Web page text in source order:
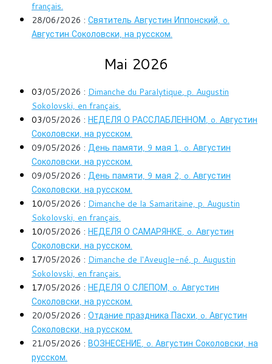
français.
28/06/2026 : Святитель Августин Иппонский, o.
Августин Соколовски, на русском.
Mai 2026
03/05/2026 : Dimanche du Paralytique, p. Augustin
Sokolovski, en français.
03/05/2026 : НЕДЕЛЯ О РАССЛАБЛЕННОМ, o. Августин
Соколовски, на русском.
09/05/2026 : День памяти, 9 мая 1, o. Августин
Соколовски, на русском.
09/05/2026 : День памяти, 9 мая 2, o. Августин
Соколовски, на русском.
10/05/2026 : Dimanche de la Samaritaine, p. Augustin
Sokolovski, en français.
10/05/2026 : НЕДЕЛЯ О САМАРЯНКЕ, o. Августин
Соколовски, на русском.
17/05/2026 : Dimanche de l'Aveugle-né, p. Augustin
Sokolovski, en français.
17/05/2026 : НЕДЕЛЯ О СЛЕПОМ, o. Августин
Соколовски, на русском.
20/05/2026 : Отдание праздника Пасхи, o. Августин
Соколовски, на русском.
21/05/2026 : ВОЗНЕСЕНИЕ, o. Августин Соколовски, на
русском.